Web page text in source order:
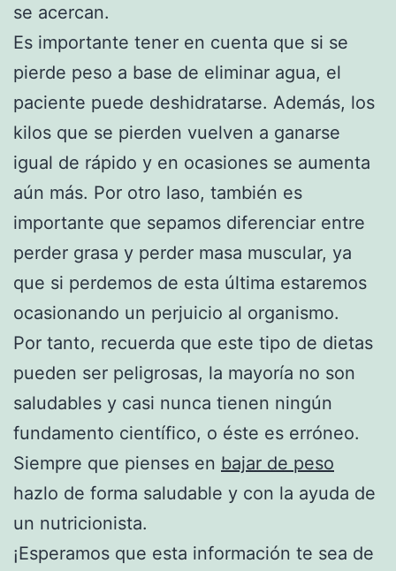
se acercan.
Es importante tener en cuenta que si se
pierde peso a base de eliminar agua, el
paciente puede deshidratarse. Además, los
kilos que se pierden vuelven a ganarse
igual de rápido y en ocasiones se aumenta
aún más. Por otro laso, también es
importante que sepamos diferenciar entre
perder grasa y perder masa muscular, ya
que si perdemos de esta última estaremos
ocasionando un perjuicio al organismo.
Por tanto, recuerda que este tipo de dietas
pueden ser peligrosas, la mayoría no son
saludables y casi nunca tienen ningún
fundamento científico, o éste es erróneo.
Siempre que pienses en bajar de peso
hazlo de forma saludable y con la ayuda de
un nutricionista.
¡Esperamos que esta información te sea de